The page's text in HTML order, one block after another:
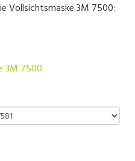
Vollsichtsmaske 3M 7500:
3M 7500